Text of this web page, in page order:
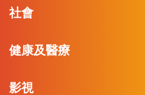
社會
健康及醫療
影視